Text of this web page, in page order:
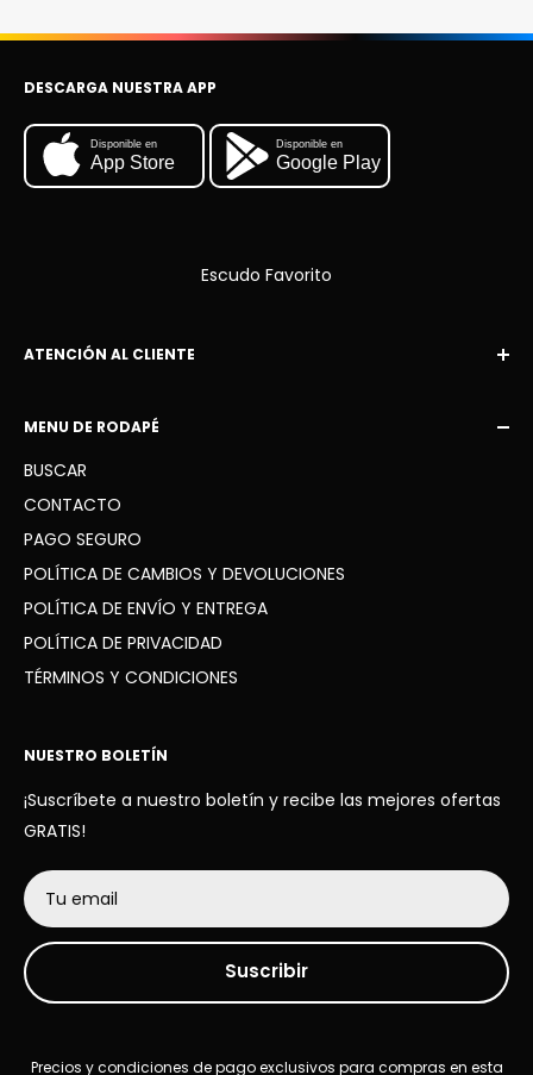
DESCARGA NUESTRA APP
Disponible en
App Store
Disponible en
Google Play
Escudo Favorito
ATENCIÓN AL CLIENTE
WhatsApp: +34 936 41 91 63
MENU DE RODAPÉ
BUSCAR
CONTACTO
PAGO SEGURO
POLÍTICA DE CAMBIOS Y DEVOLUCIONES
POLÍTICA DE ENVÍO Y ENTREGA
POLÍTICA DE PRIVACIDAD
TÉRMINOS Y CONDICIONES
NUESTRO BOLETÍN
¡Suscríbete a nuestro boletín y recibe las mejores ofertas
GRATIS!
Tu email
Suscribir
Precios y condiciones de pago exclusivos para compras en esta